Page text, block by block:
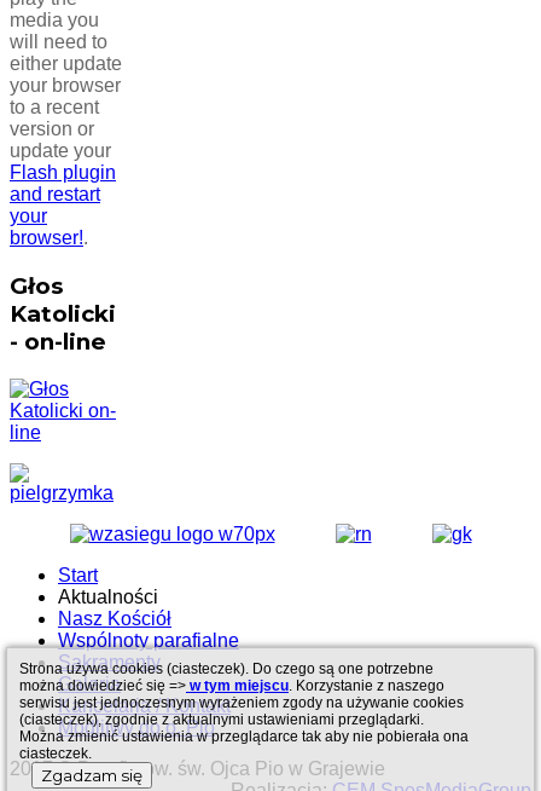
Strona używa cookies (ciasteczek). Do czego są one potrzebne
można dowiedzieć się => w tym miejscu. Korzystanie z naszego
serwisu jest jednoczesnym wyrażeniem zgody na używanie cookies
(ciasteczek), zgodnie z aktualnymi ustawieniami przeglądarki.
Można zmienić ustawienia w przeglądarce tak aby nie pobierała ona
ciasteczek.
Zgadzam się
media you
will need to
either update
your browser
to a recent
version or
update your
Flash plugin
and restart
your
browser!.
Głos
Katolicki
- on-line
Start
Aktualności
Nasz Kościół
Wspólnoty parafialne
Sakramenty
Galeria
Kancelaria / Kontakt
Modlitwy do o. Pio
2017 © Parafia pw. św. Ojca Pio w Grajewie